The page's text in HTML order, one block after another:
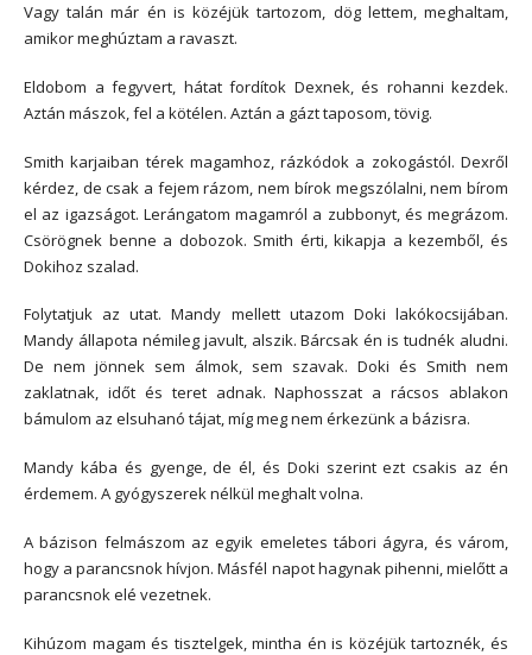
Vagy talán már én is közéjük tartozom, dög lettem, meghaltam,
amikor meghúztam a ravaszt.
Eldobom a fegyvert, hátat fordítok Dexnek, és rohanni kezdek.
Aztán mászok, fel a kötélen. Aztán a gázt taposom, tövig.
Smith karjaiban térek magamhoz, rázkódok a zokogástól. Dexről
kérdez, de csak a fejem rázom, nem bírok megszólalni, nem bírom
el az igazságot. Lerángatom magamról a zubbonyt, és megrázom.
Csörögnek benne a dobozok. Smith érti, kikapja a kezemből, és
Dokihoz szalad.
Folytatjuk az utat. Mandy mellett utazom Doki lakókocsijában.
Mandy állapota némileg javult, alszik. Bárcsak én is tudnék aludni.
De nem jönnek sem álmok, sem szavak. Doki és Smith nem
zaklatnak, időt és teret adnak. Naphosszat a rácsos ablakon
bámulom az elsuhanó tájat, míg meg nem érkezünk a bázisra.
Mandy kába és gyenge, de él, és Doki szerint ezt csakis az én
érdemem. A gyógyszerek nélkül meghalt volna.
A bázison felmászom az egyik emeletes tábori ágyra, és várom,
hogy a parancsnok hívjon. Másfél napot hagynak pihenni, mielőtt a
parancsnok elé vezetnek.
Kihúzom magam és tisztelgek, mintha én is közéjük tartoznék, és